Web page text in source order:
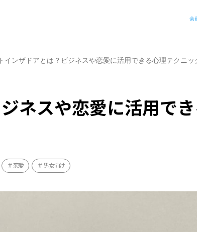
インザドアとは？ビジネスや恋愛に活用できる心理テクニッ
ネスや恋愛に活用で
恋愛 男女向け